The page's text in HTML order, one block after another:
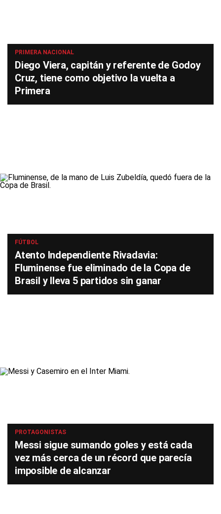
PRIMERA NACIONAL
Diego Viera, capitán y referente de Godoy
Cruz, tiene como objetivo la vuelta a
Primera
FÚTBOL
Atento Independiente Rivadavia:
Fluminense fue eliminado de la Copa de
Brasil y lleva 5 partidos sin ganar
PROTAGONISTAS
Messi sigue sumando goles y está cada
vez más cerca de un récord que parecía
imposible de alcanzar